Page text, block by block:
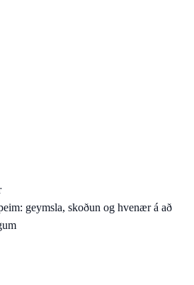
geymsla, skoðun og hvenær á að